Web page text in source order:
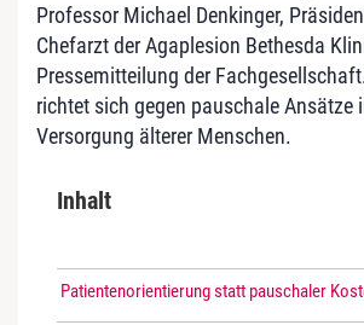
Professor Michael Denkinger,
Chefarzt der Agaplesion Bethesda
Pressemitteilung der
richtet sich gegen pauschale Ansätze
Versorgung älterer Menschen.
Inhalt
Patientenorientierung statt pauschaler